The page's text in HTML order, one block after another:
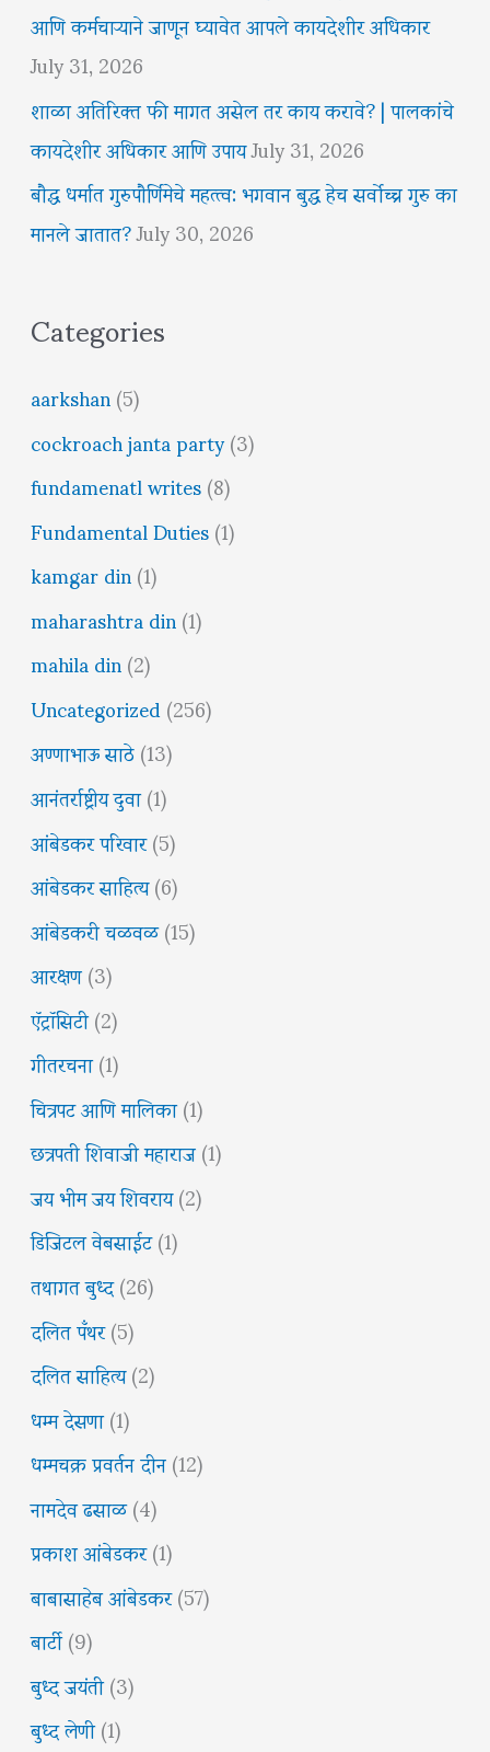
आणि कर्मचाऱ्याने जाणून घ्यावेत आपले कायदेशीर अधिकार
July 31, 2026
शाळा अतिरिक्त फी मागत असेल तर काय करावे? | पालकांचे
कायदेशीर अधिकार आणि उपायJuly 31, 2026
बौद्ध धर्मात गुरुपौर्णिमेचे महत्त्व: भगवान बुद्ध हेच सर्वोच्च गुरु का
मानले जातात?July 30, 2026
Categories
aarkshan(5)
cockroach janta party(3)
fundamenatl writes(8)
Fundamental Duties(1)
kamgar din(1)
maharashtra din(1)
mahila din(2)
Uncategorized(256)
अण्णाभाऊ साठे(13)
आनंतर्राष्ट्रीय दुवा(1)
आंबेडकर परिवार(5)
आंबेडकर साहित्य(6)
आंबेडकरी चळवळ(15)
आरक्षण(3)
ऍट्रॉसिटी(2)
गीतरचना(1)
चित्रपट आणि मालिका(1)
छत्रपती शिवाजी महाराज(1)
जय भीम जय शिवराय(2)
डिजिटल वेबसाईट(1)
तथागत बुध्द(26)
दलित पँथर(5)
दलित साहित्य(2)
धम्म देसणा(1)
धम्मचक्र प्रवर्तन दीन(12)
नामदेव ढसाळ(4)
प्रकाश आंबेडकर(1)
बाबासाहेब आंबेडकर(57)
बार्टी(9)
बुध्द जयंती(3)
बुध्द लेणी(1)